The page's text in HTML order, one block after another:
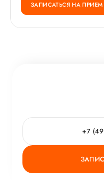
ЗАПИСАТЬСЯ НА ПРИЕМ
+7